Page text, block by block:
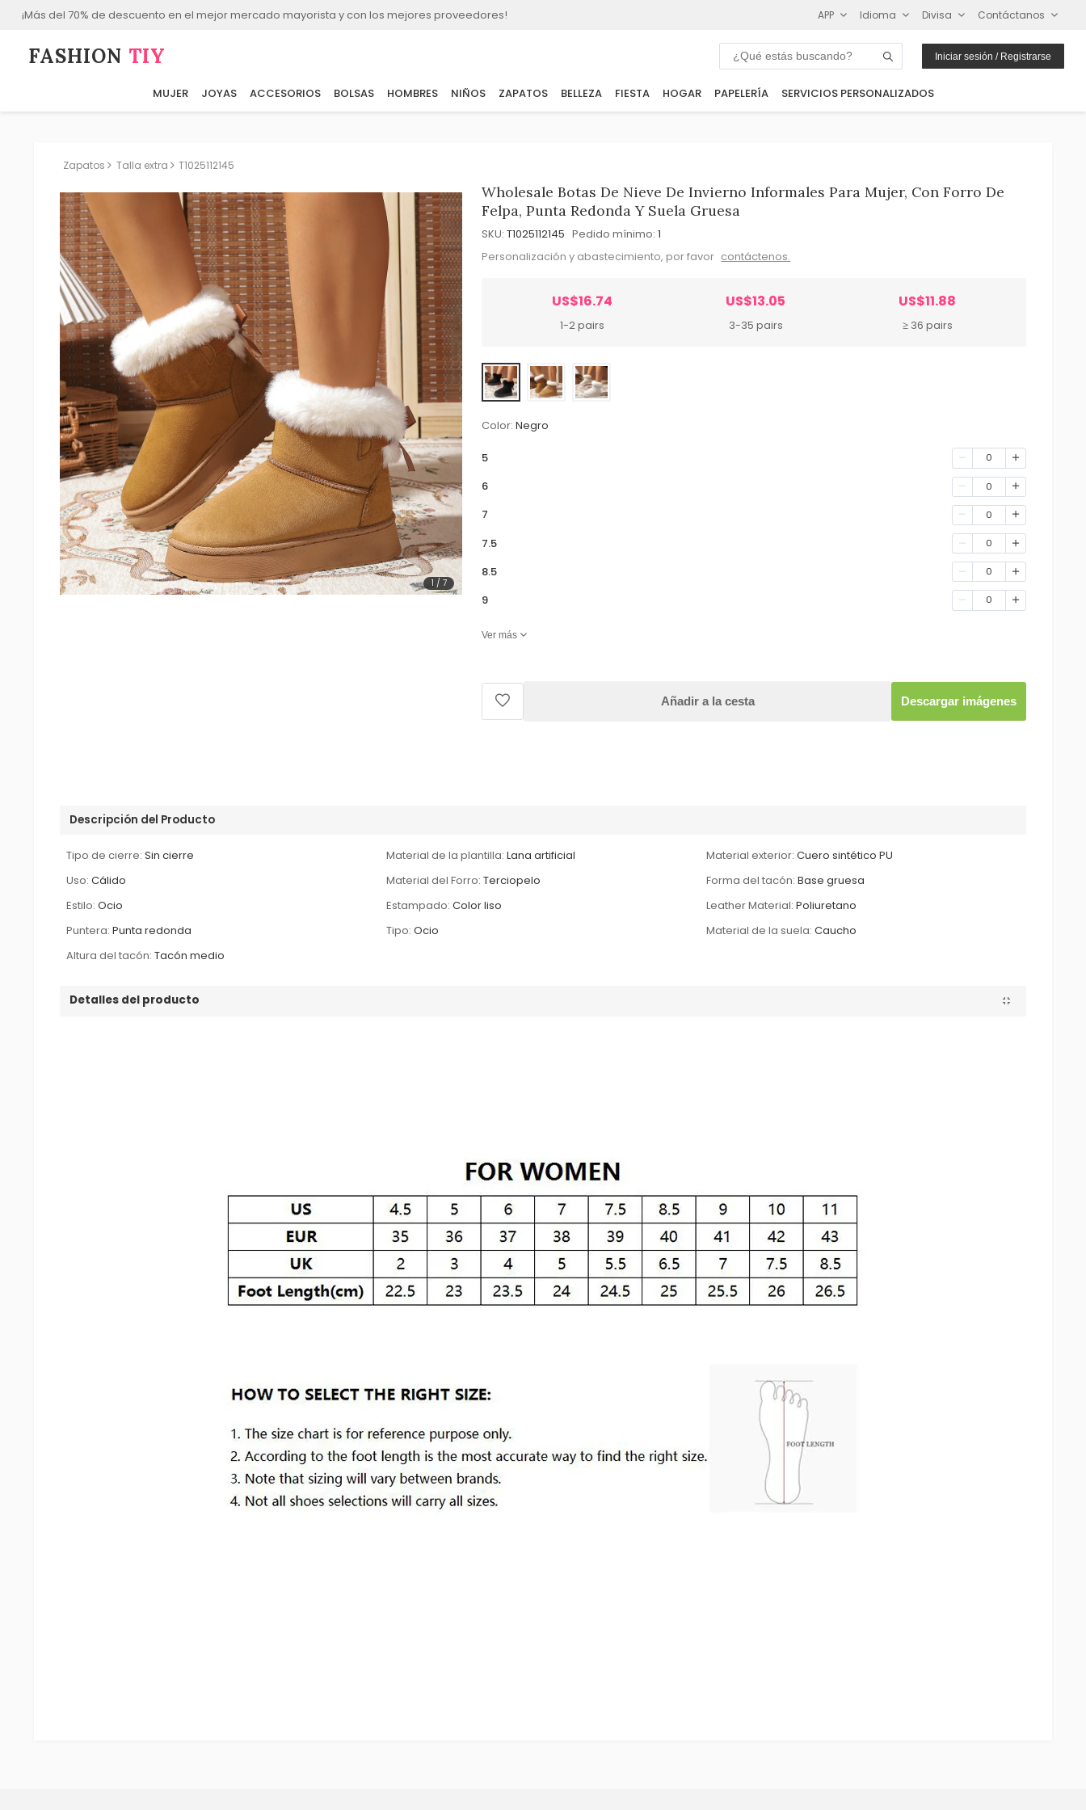
¡Más del 70% de descuento en el mejor mercado mayorista y con los mejores proveedores! APP Idioma Divisa Contáctanos
FASHION⁠ TIY Iniciar sesión / Registrarse
MUJER JOYAS ACCESORIOS BOLSAS HOMBRES NIÑOS ZAPATOS BELLEZA FIESTA HOGAR PAPELERÍA SERVICIOS PERSONALIZADOS
Zapatos Talla extra T1025112145
1 / 7
Wholesale Botas De Nieve De Invierno Informales Para Mujer, Con Forro De
Felpa, Punta Redonda Y Suela Gruesa
SKU: T1025112145 Pedido mínimo: 1
Personalización y abastecimiento, por favor contáctenos.
US$16.74
1-2 pairs
US$13.05
3-35 pairs
US$11.88
≥ 36 pairs
Color: Negro
5 0
6 0
7 0
7.5 0
8.5 0
9 0
Ver más
Añadir a la cesta Descargar imágenes
Descripción del Producto
Tipo de cierre: Sin cierre Material de la plantilla: Lana artificial Material exterior: Cuero sintético PU
Uso: Cálido Material del Forro: Terciopelo Forma del tacón: Base gruesa
Estilo: Ocio Estampado: Color liso Leather Material: Poliuretano
Puntera: Punta redonda Tipo: Ocio Material de la suela: Caucho
Altura del tacón: Tacón medio
Detalles del producto